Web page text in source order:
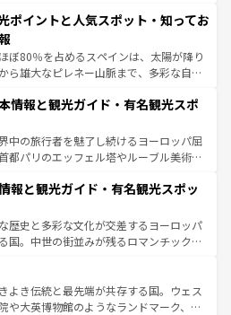
の美しい田園風景やアマルフィ海岸の絶
も見逃せない。観光の合間には、本場の
、絶品のイタリア料理を堪能することも
てから夜眠るまで、すべての瞬間を楽し
リア情報はコンテンツ一覧を参照してほ
ポイントと人気スポット・知ってお
ぼ80％を占めるスペインは、太陽が降り
ら雄大なピレネー山脈まで、多彩な自然
国では、情熱的なフラメンコ、熱気あふ
美味しいタパスが生活の一部となってい
ドの洗練された雰囲気や、バルセロナの
角から、地方では古代ローマ遺跡や中世
て風土や気候が異なるスペインはその個
照してほしい。
情報と観光ガイド・有名観光スポ
中の旅行者を魅了し続けるヨーロッパ屈
都パリのエッフェル塔やルーブル美術館
詰まっている。華麗な宮殿、歴史的な大
チ、そして豊かな自然が、訪れる者を心
た、フランスは美食の国としても知ら
はユネスコ無形文化遺産にも登録されて
ー畑など、多彩な楽しみ方が可能だ。さ
地域にも魅力が溢れており、どの街角に
化が息づいている。パリ以外の個性あふ
報と観光ガイド・有名観光スポッ
歴史と多彩な文化が交差するヨーロッパ
国。中世の街並みが残るロマンチック街
、どこを歩いても飽きることがない。ベ
気、バイエルン州のアルプスの絶景、そ
のワイン畑といった風景は必見。ビール
よき伝統と最先端が共存する国。ウェス
や大英博物館のようなランドマーク、歴